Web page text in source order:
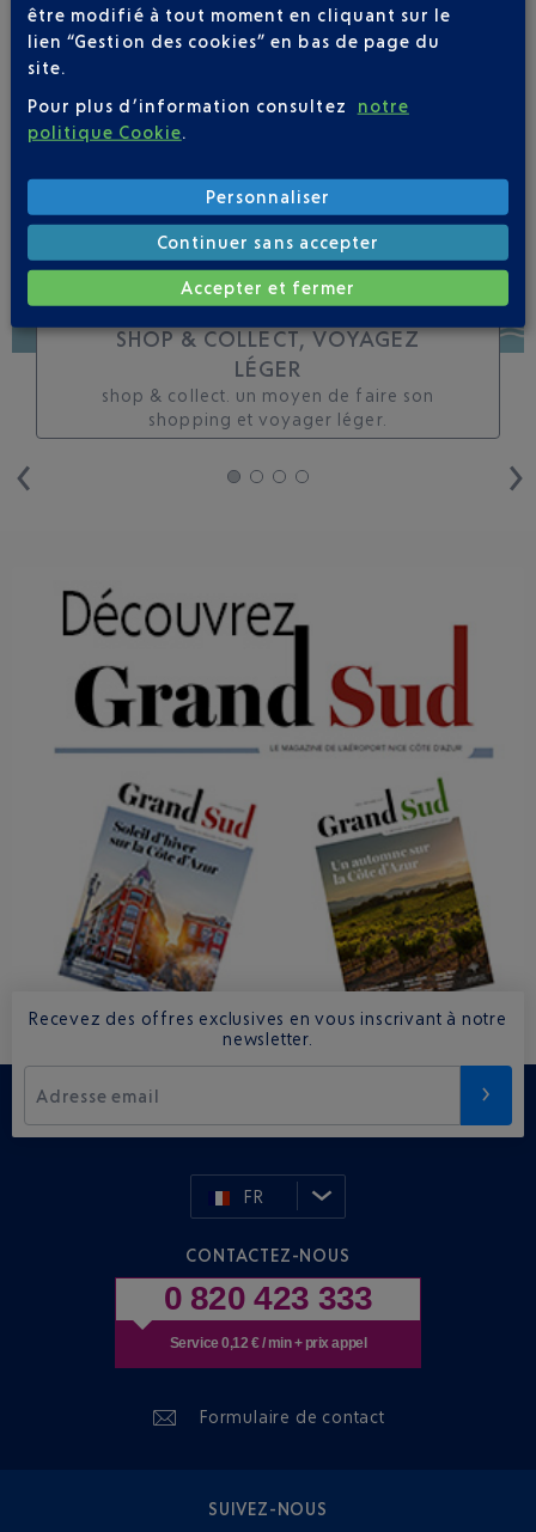
SHOP & COLLECT, VOYAGEZ
LÉGER
shop & collect. un moyen de faire son
shopping et voyager léger.
Recevez des offres exclusives en vous inscrivant à notre
newsletter.
Adresse email
FR
CONTACTEZ-NOUS
0 820 423 333
Service 0,12 € / min + prix appel
Formulaire de contact
SUIVEZ-NOUS
être modifié à tout moment en cliquant sur le
lien “Gestion des cookies” en bas de page du
site.
Pour plus d’information consultez
notre
politique Cookie
Personnaliser
Continuer sans accepter
Accepter et fermer